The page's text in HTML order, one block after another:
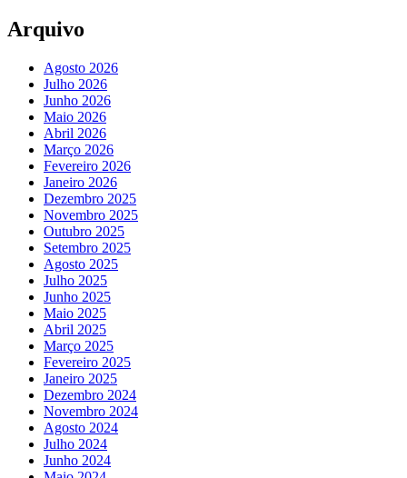
Arquivo
Agosto 2026
Julho 2026
Junho 2026
Maio 2026
Abril 2026
Março 2026
Fevereiro 2026
Janeiro 2026
Dezembro 2025
Novembro 2025
Outubro 2025
Setembro 2025
Agosto 2025
Julho 2025
Junho 2025
Maio 2025
Abril 2025
Março 2025
Fevereiro 2025
Janeiro 2025
Dezembro 2024
Novembro 2024
Agosto 2024
Julho 2024
Junho 2024